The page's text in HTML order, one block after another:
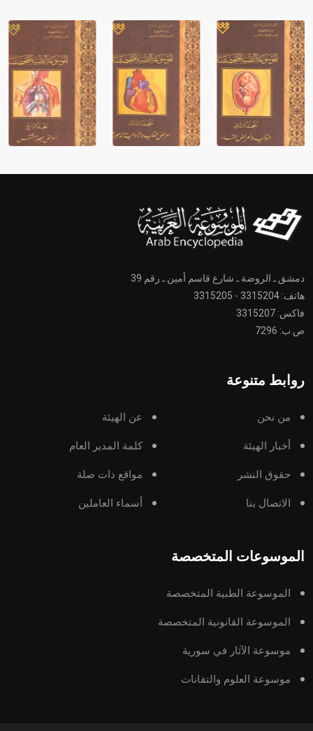
دمشق ـ الروضة ـ شارع قاسم أمين ـ رقم 39
هاتف: 3315204 - 3315205
فاكس: 3315207
ص.ب: 7296
روابط متنوعة
من نحن عن الهيئة
أخبار الهيئة كلمة المدير العام
حقوق النشر مواقع ذات صلة
الاتصال بنا أسماء العاملين
الموسوعات المتخصصة
الموسوعة الطبية المتخصصة
الموسوعة القانونية المتخصصة
موسوعة الآثار في سورية
موسوعة العلوم والتقانات